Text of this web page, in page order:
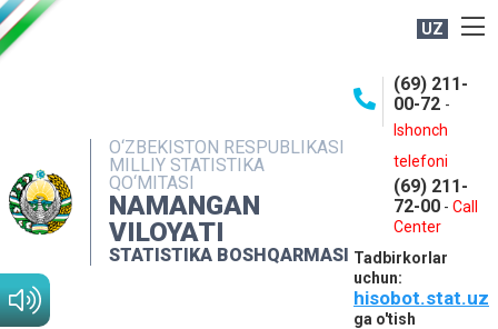
UZ
O‘ZBEKISTON RESPUBLIKASI
MILLIY STATISTIKA
QO‘MITASI
NAMANGAN
VILOYATI
STATISTIKA BOSHQARMASI
(69) 211-
00-72 -
Ishonch
telefoni
(69) 211-
72-00 - Call
Center
Tadbirkorlar
uchun:
hisobot.stat.uz
ga o'tish
NASHRLAR
INTERAKTIV XIZMATLAR
MATBUOT XIZMATI
MUROJAATLAR